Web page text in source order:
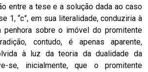
entre a tese e a solução dada ao caso
1, “c”, em sua literalidade, conduziria à
penhora sobre o imóvel do promitente
contudo, é apenas aparente,
à luz da teoria da dualidade da
se, inicialmente, que o promitente